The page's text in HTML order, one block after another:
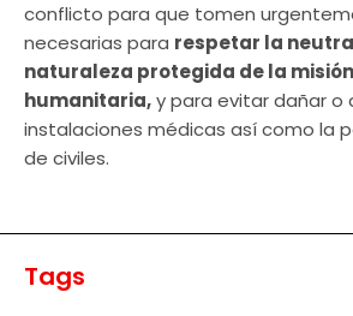
conflicto para que tomen
necesarias para respetar la
naturaleza protegida de la
humanitaria,y para evitar dañar o
instalaciones médicas así como la
de civiles.
Tags